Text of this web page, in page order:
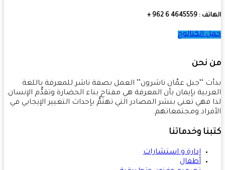
6 962 +
الكتالوج
نحن
‘‘جبل عمَّان ناشرون’’ العمل بصفة ناشر للمعرفة باللغة
بإيمان بأن المعرفة هي مفتاح بناء الحضارة وتقدُّم الإنسان.
فهي تعنى بنشر المصادر التي تهتمُّ بإحداث التغيير الإيجابي في
ومجتمعاتهم.
وخدماتنا
إدارة و استشارات
أطفال